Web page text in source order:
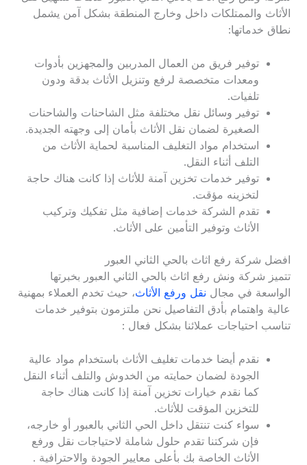
الأثاث والممتلكات داخل وخارج المنطقة بشكل آمن يشمل
نطاق خدماتها:
توفير فريق من العمال المدربين والمجهزين بأدوات
ومعدات متخصصة لرفع وتنزيل الأثاث بدقة ودون
تلفيات.
توفير وسائل نقل مختلفة مثل الشاحنات والشاحنات
الصغيرة لضمان نقل الأثاث بأمان إلى وجهته الجديدة.
استخدام مواد التغليف المناسبة لحماية الأثاث من
التلف أثناء النقل.
توفير خدمات تخزين آمنة للأثاث إذا كانت هناك حاجة
لتخزينه مؤقت.
تقدم الشركة خدمات إضافية مثل تفكيك وتركيب
الأثاث وتوفير التأمين على الأثاث.
افضل شركة رفع اثاث بالحي الثاني العبور
تتميز شركة ونش رفع اثاث بالحي الثاني العبور بخبرتها
الواسعة في مجال نقل ورفع الأثاث، حيث تخدم العملاء بمهنية
عالية واهتمام بأدق التفاصيل نحن ملتزمون بتوفير خدمات
تناسب احتياجات عملائنا بشكل فعال :
نقدم أيضا خدمات تغليف الأثاث باستخدام مواد عالية
الجودة لضمان حمايته من الخدوش والتلف أثناء النقل
كما نقدم خيارات تخزين آمنة إذا كانت هناك حاجة
للتخزين المؤقت للأثاث.
سواء كنت تنتقل داخل الحي الثاني بالعبور أو خارجه،
فإن شركتنا تقدم حلول شاملة لاحتياجات نقل ورفع
الأثاث الخاصة بك بأعلى معايير الجودة والاحترافية .